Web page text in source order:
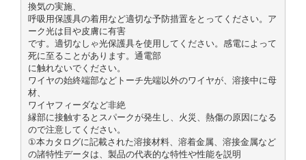
換気の実施、
呼吸用保護具の着用など適切な予防措置をとってください。ア
ーク光は目や皮膚に有害
です。適切なしゃ光保護具を使用してください。感電によって
死に至ることがあります。通電部
に触れないでください。
ワイヤの始終端部などトーチ先端以外のワイヤが、溶接中に母
材、
ワイヤフィーダなど非絶
縁部に接触するとスパークが発生し、火災、熱傷の原因になる
ので注意してください。
①本カタログに記載された溶接材料、溶着金属、溶接金属など
の諸特性データは、製品の代表的な特性や性能を説明